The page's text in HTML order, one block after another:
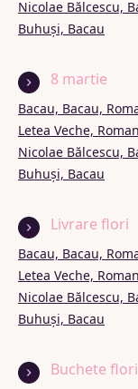
Nicolae Bălcescu,
Buhuși, Bacau
8 martie
Bacau, Bacau,
Letea Veche,
Nicolae Bălcescu,
Buhuși, Bacau
Livrare flori
Bacau, Bacau,
Letea Veche,
Nicolae Bălcescu,
Buhuși, Bacau
Buchete flori